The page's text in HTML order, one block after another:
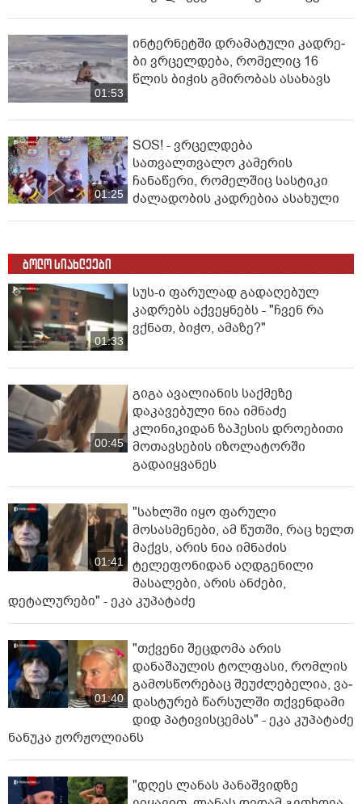
01:53
ინ­ტერ­ნეტ­ში დრა­მა­ტუ­ლი კად­რე­
ბი ვრცელდება, რომელიც 16
წლის ბიჭის გმირობას ასახავს
01:25
SOS! - ვრცელდება
სათვალთვალო კამერის
ჩანაწერი, რომელშიც სასტიკი
ძალადობის კადრებია ასახული
ბოლო სიახლეები
01:33
სუს-ი ფარულად გადაღებულ
კადრებს აქვეყნებს - "ჩვენ რა
ვქნათ, ბიჭო, ამაზე?"
00:45
გიგა ავალიანის საქმეზე
დაკავებული ნია იმნაძე
კლინიკიდან ზაჰესის დროებითი
მოთავსების იზოლატორში
გადაიყვანეს
01:41
"სახლში იყო ფარული
მოსასმენები, ამ წუთში, რაც ხელთ
მაქვს, არის ნია იმნაძის
ტელეფონიდან აღდგენილი
მასალები, არის ანძები,
დეტალურები" - ეკა კუპატაძე
01:40
"თქვენი შეცდომა არის
დანაშაულის ტოლფასი, რომ­ლის
გა­მოს­წო­რე­ბაც შე­უძ­ლე­ბე­ლია, ვა­
დას­ტუ­რებ წარ­სულ­ში თქვენ­და­მი
დიდ პა­ტი­ვის­ცე­მას" - ეკა კუპატაძე
ნანუკა ჟორჟოლიანს
"დღეს ლანას პანაშვიდზე